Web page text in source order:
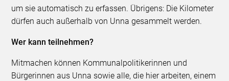
um sie automatisch zu erfassen. Übrigens: Die Kilometer
dürfen auch außerhalb von Unna gesammelt werden.
Wer kann teilnehmen?
Mitmachen können Kommunalpolitikerinnen und
Bürgerinnen aus Unna sowie alle, die hier arbeiten, einem